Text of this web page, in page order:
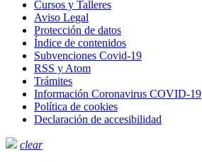
Cursos y Talleres
Aviso Legal
Protección de datos
Índice de contenidos
Subvenciones Covid-19
RSS y Atom
Trámites
Información Coronavirus COVID-19
Política de cookies
Declaración de accesibilidad
clear